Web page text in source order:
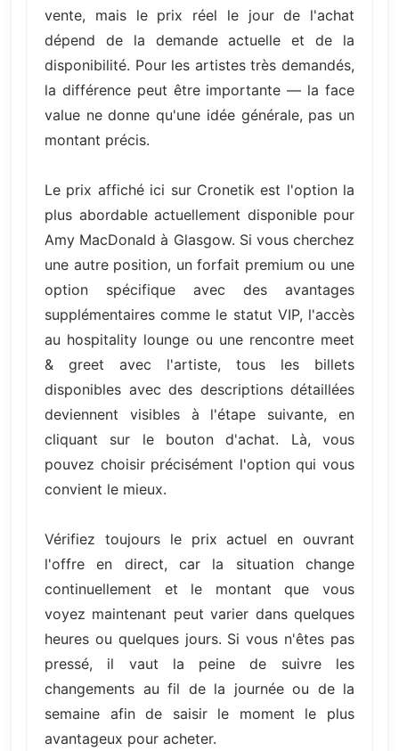
vente, mais le prix réel le jour de l'achat
dépend de la demande actuelle et de la
disponibilité. Pour les artistes très demandés,
la différence peut être importante — la face
value ne donne qu'une idée générale, pas un
montant précis.
Le prix affiché ici sur Cronetik est l'option la
plus abordable actuellement disponible pour
Amy MacDonald à Glasgow. Si vous cherchez
une autre position, un forfait premium ou une
option spécifique avec des avantages
supplémentaires comme le statut VIP, l'accès
au hospitality lounge ou une rencontre meet
& greet avec l'artiste, tous les billets
disponibles avec des descriptions détaillées
deviennent visibles à l'étape suivante, en
cliquant sur le bouton d'achat. Là, vous
pouvez choisir précisément l'option qui vous
convient le mieux.
Vérifiez toujours le prix actuel en ouvrant
l'offre en direct, car la situation change
continuellement et le montant que vous
voyez maintenant peut varier dans quelques
heures ou quelques jours. Si vous n'êtes pas
pressé, il vaut la peine de suivre les
changements au fil de la journée ou de la
semaine afin de saisir le moment le plus
avantageux pour acheter.